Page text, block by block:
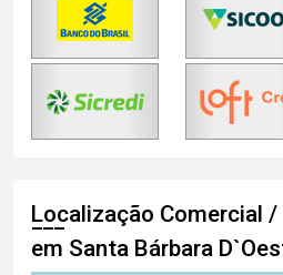
Localização Comercial /
em Santa Bárbara